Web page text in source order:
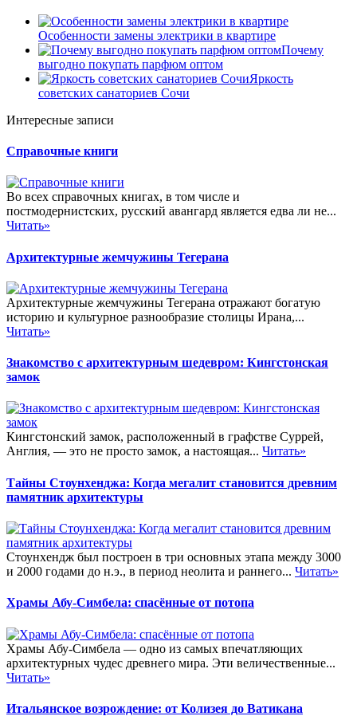
Особенности замены электрики в квартире
Почему
выгодно покупать парфюм оптом
Яркость
советских санаториев Сочи
Интересные записи
Справочные книги
Во всех справочных книгах, в том числе и
постмодернистских, русский авангард является едва ли не...
Читать»
Архитектурные жемчужины Тегерана
Архитектурные жемчужины Тегерана отражают богатую
историю и культурное разнообразие столицы Ирана,...
Читать»
Знакомство с архитектурным шедевром: Кингстонская
замок
Кингстонский замок, расположенный в графстве Суррей,
Англия, — это не просто замок, а настоящая... Читать»
Тайны Стоунхенджа: Когда мегалит становится древним
памятник архитектуры
Стоунхендж был построен в три основных этапа между 3000
и 2000 годами до н.э., в период неолита и раннего... Читать»
Храмы Абу-Симбела: спасённые от потопа
Храмы Абу-Симбела — одно из самых впечатляющих
архитектурных чудес древнего мира. Эти величественные...
Читать»
Итальянское возрождение: от Колизея до Ватикана